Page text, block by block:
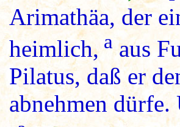
Arimathäa, der
heimlich, aaus
Pilatus, daß er
abnehmen dürfe.